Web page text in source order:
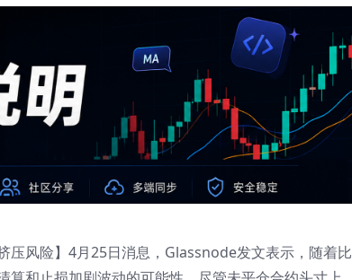
压风险】4月25日消息，Glassnode发文表示，随着比